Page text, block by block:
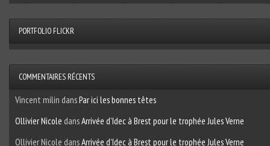
PORTFOLIO FLICKR
COMMENTAIRES RÉCENTS
Vincent milin dansPar ici les bonnes têtes
Ollivier Nicole dansArrivée d’Idec à Brest pour le trophée Jules Verne
Ollivier Nicole dansArrivée d’Idec à Brest pour le trophée Jules Verne